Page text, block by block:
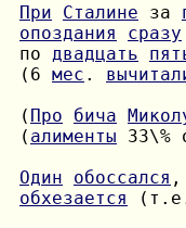
При
Сталине за
опоздания
сразу
по двадцать
(6 мес .
( Про бича
( алименты 33\%
Один
обоссался ,
обхезается